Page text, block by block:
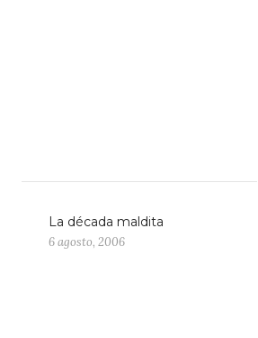
La década maldita
6 agosto, 2006